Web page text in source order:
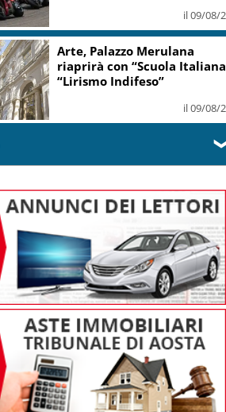
il 09/08/
Arte, Palazzo Merulana
riaprirà con “Scuola
“Lirismo Indifeso”
il 09/08/